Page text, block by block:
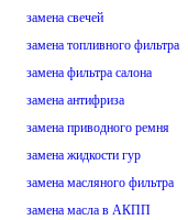
замена свечей
замена топливного фильтра
замена фильтра салона
замена антифриза
замена приводного ремня
замена жидкости гур
замена масляного фильтра
замена масла в АКПП